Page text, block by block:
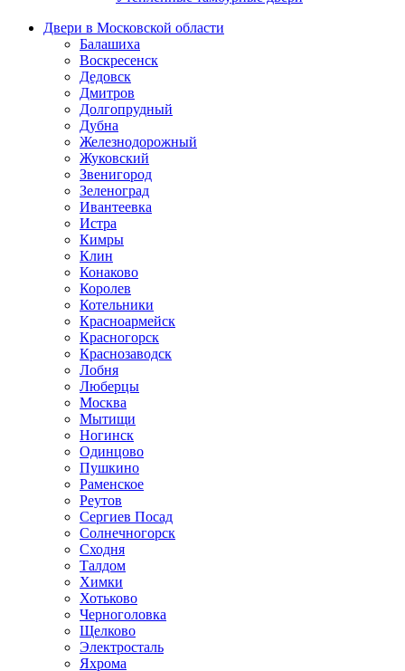
Двери в Московской области
Балашиха
Воскресенск
Дедовск
Дмитров
Долгопрудный
Дубна
Железнодорожный
Жуковский
Звенигород
Зеленоград
Ивантеевка
Истра
Кимры
Клин
Конаково
Королев
Котельники
Красноармейск
Красногорск
Краснозаводск
Лобня
Люберцы
Москва
Мытищи
Ногинск
Одинцово
Пушкино
Раменское
Реутов
Сергиев Посад
Солнечногорск
Сходня
Талдом
Химки
Хотьково
Черноголовка
Щелково
Электросталь
Яхрома